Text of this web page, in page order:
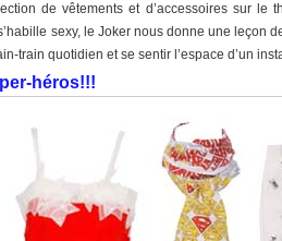
de vêtements et d’accessoires sur le
sexy, le Joker nous donne une leçon
train quotidien et se sentir l’espace d’un
héros!!!